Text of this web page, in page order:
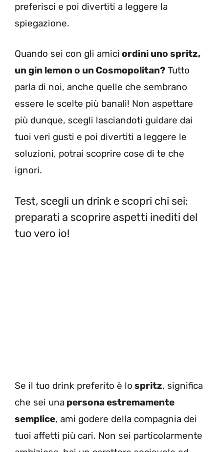
preferisci e poi divertiti a leggere la
spiegazione.
Quando sei con gli amici ordini uno spritz,
un gin lemon o un Cosmopolitan? Tutto
parla di noi, anche quelle che sembrano
essere le scelte più banali! Non aspettare
più dunque, scegli lasciandoti guidare dai
tuoi veri gusti e poi divertiti a leggere le
soluzioni, potrai scoprire cose di te che
ignori.
Test, scegli un drink e scopri chi sei:
preparati a scoprire aspetti inediti del
tuo vero io!
Se il tuo drink preferito è lo spritz, significa
che sei una persona estremamente
semplice, ami godere della compagnia dei
tuoi affetti più cari. Non sei particolarmente